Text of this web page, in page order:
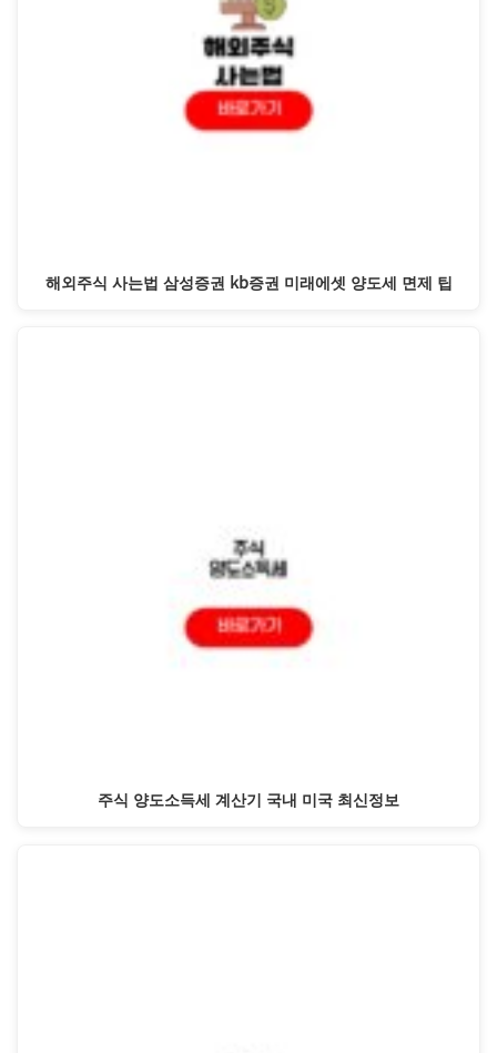
해외주식 사는법 삼성증권 kb증권 미래에셋 양도세 면제 팁
주식 양도소득세 계산기 국내 미국 최신정보